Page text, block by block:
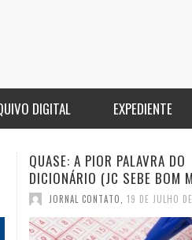
DIGITAL EXPEDIENTE
A DEMOCRACIA
GASPARI)
JORNAL CONTATO 12 DE JULHO